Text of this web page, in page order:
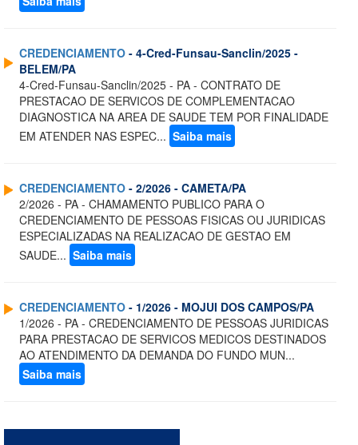
CREDENCIAMENTO - 4-Cred-Funsau-Sanclin/2025 -
BELEM/PA
4-Cred-Funsau-Sanclin/2025 - PA - CONTRATO DE
PRESTACAO DE SERVICOS DE COMPLEMENTACAO
DIAGNOSTICA NA AREA DE SAUDE TEM POR FINALIDADE
EM ATENDER NAS ESPEC... Saiba mais
CREDENCIAMENTO - 2/2026 - CAMETA/PA
2/2026 - PA - CHAMAMENTO PUBLICO PARA O
CREDENCIAMENTO DE PESSOAS FISICAS OU JURIDICAS
ESPECIALIZADAS NA REALIZACAO DE GESTAO EM
SAUDE... Saiba mais
CREDENCIAMENTO - 1/2026 - MOJUI DOS CAMPOS/PA
1/2026 - PA - CREDENCIAMENTO DE PESSOAS JURIDICAS
PARA PRESTACAO DE SERVICOS MEDICOS DESTINADOS
AO ATENDIMENTO DA DEMANDA DO FUNDO MUN...
Saiba mais